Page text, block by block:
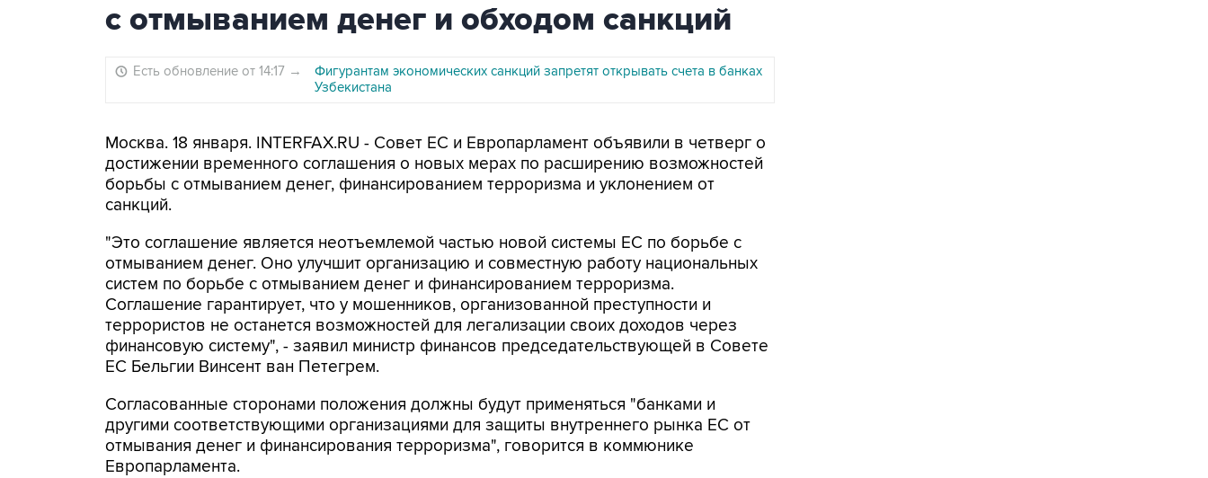
с отмыванием денег и обходом санкций
Есть обновление от 14:17 →
Фигурантам экономических санкций запретят открывать счета в банках
Узбекистана
Москва. 18 января. INTERFAX.RU - Совет ЕС и Европарламент объявили в четверг о
достижении временного соглашения о новых мерах по расширению возможностей
борьбы с отмыванием денег, финансированием терроризма и уклонением от
санкций.
"Это соглашение является неотъемлемой частью новой системы ЕС по борьбе с
отмыванием денег. Оно улучшит организацию и совместную работу национальных
систем по борьбе с отмыванием денег и финансированием терроризма.
Соглашение гарантирует, что у мошенников, организованной преступности и
террористов не останется возможностей для легализации своих доходов через
финансовую систему", - заявил министр финансов председательствующей в Совете
ЕС Бельгии Винсент ван Петегрем.
Согласованные сторонами положения должны будут применяться "банками и
другими соответствующими организациями для защиты внутреннего рынка ЕС от
отмывания денег и финансирования терроризма", говорится в коммюнике
Европарламента.